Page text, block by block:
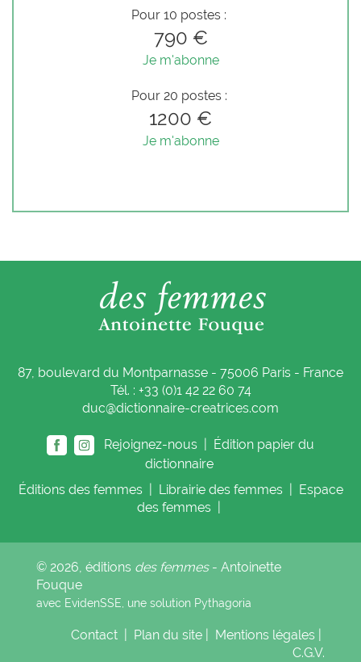
Pour 10 postes :
790 €
Je m'abonne
Pour 20 postes :
1200 €
Je m'abonne
87, boulevard du Montparnasse - 75006 Paris - France
Tél. : +33 (0)1 42 22 60 74
duc@dictionnaire-creatrices.com
Rejoignez-nous |
Édition papier du
dictionnaire
Éditions des femmes Librairie des femmes
Espace
des femmes
© 2026, éditions des femmes- Antoinette
Fouque
avec EvidenSSE, une solution Pythagoria
Contact Plan du site Mentions légales
C.G.V.